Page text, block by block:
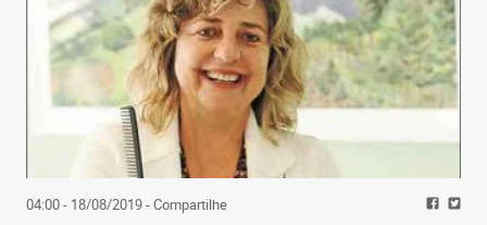
04:00 - 18/08/2019- Compartilhe